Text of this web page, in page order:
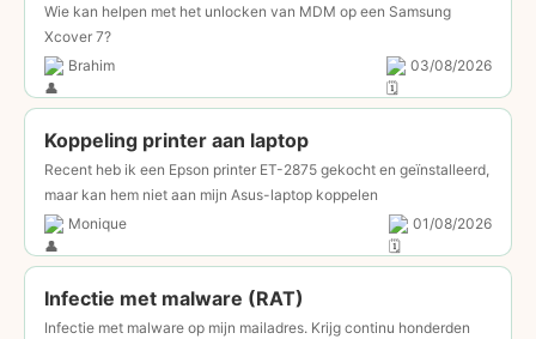
Wie kan helpen met het unlocken van MDM op een Samsung
Xcover 7?
Brahim
03/08/2026
Koppeling printer aan laptop
Recent heb ik een Epson printer ET-2875 gekocht en geïnstalleerd,
maar kan hem niet aan mijn Asus-laptop koppelen
Monique
01/08/2026
Infectie met malware (RAT)
Infectie met malware op mijn mailadres. Krijg continu honderden